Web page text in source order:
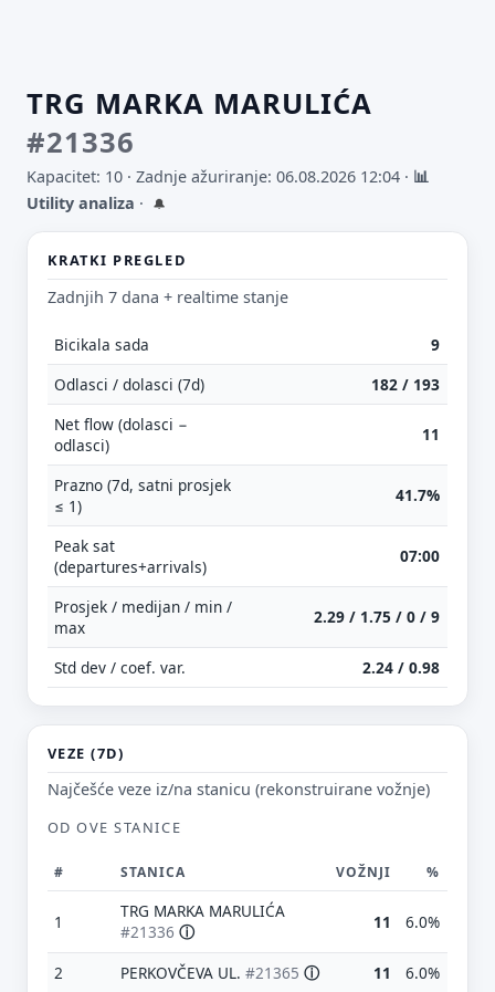
TRG MARKA MARULIĆA
#21336
Kapacitet: 10 · Zadnje ažuriranje: 06.08.2026 12:04 · 📊
Utility analiza · 🔔
KRATKI PREGLED
Zadnjih 7 dana + realtime stanje
Bicikala sada
9
Odlasci / dolasci (7d)
182 / 193
Net flow (dolasci −
odlasci)
11
Prazno (7d, satni prosjek
≤ 1)
41.7%
Peak sat
(departures+arrivals)
07:00
Prosjek / medijan / min /
max
2.29 / 1.75 / 0 / 9
Std dev / coef. var. 2.24 / 0.98
VEZE (7D)
Najčešće veze iz/na stanicu (rekonstruirane vožnje)
OD OVE STANICE
# STANICA VOŽNJI %
1
TRG MARKA MARULIĆA
#21336 ⓘ 11 6.0%
2 PERKOVČEVA UL. #21365 ⓘ 11 6.0%